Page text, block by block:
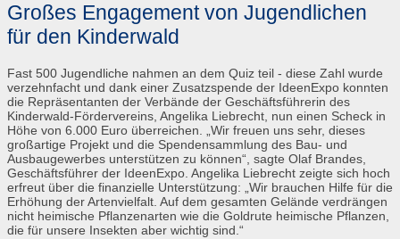
Großes Engagement von Jugendlichen
für den Kinderwald
Fast 500 Jugendliche nahmen an dem Quiz teil - diese Zahl wurde
verzehnfacht und dank einer Zusatzspende der IdeenExpo konnten
die Repräsentanten der Verbände der Geschäftsführerin des
Kinderwald-Fördervereins, Angelika Liebrecht, nun einen Scheck in
Höhe von 6.000 Euro überreichen. „Wir freuen uns sehr, dieses
großartige Projekt und die Spendensammlung des Bau- und
Ausbaugewerbes unterstützen zu können“, sagte Olaf Brandes,
Geschäftsführer der IdeenExpo. Angelika Liebrecht zeigte sich hoch
erfreut über die finanzielle Unterstützung: „Wir brauchen Hilfe für die
Erhöhung der Artenvielfalt. Auf dem gesamten Gelände verdrängen
nicht heimische Pflanzenarten wie die Goldrute heimische Pflanzen,
die für unsere Insekten aber wichtig sind.“